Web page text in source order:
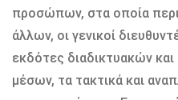
προσώπων, στα οποία
άλλων, οι γενικοί
εκδότες διαδικτυακών
μέσων, τα τακτικά και